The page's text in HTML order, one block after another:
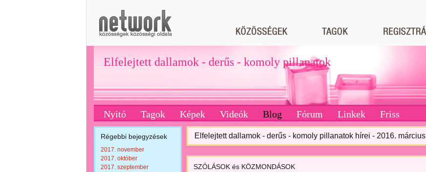
Elfelejtett dallamok - derűs - komoly pillanatok
Nyitó Tagok Képek Videók Blog Fórum Linkek Friss
Régebbi bejegyzések
2017. november
2017. október
2017. szeptember
Elfelejtett dallamok - derűs - komoly pillanatok hírei - 2016. március
SZÓLÁSOK és KÖZMONDÁSOK